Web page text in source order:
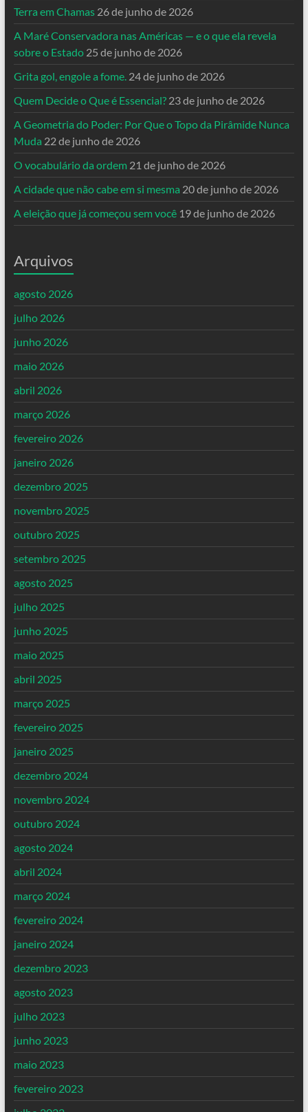
Terra em Chamas 26 de junho de 2026
A Maré Conservadora nas Américas — e o que ela revela
sobre o Estado 25 de junho de 2026
Grita gol, engole a fome. 24 de junho de 2026
Quem Decide o Que é Essencial? 23 de junho de 2026
A Geometria do Poder: Por Que o Topo da Pirâmide Nunca
Muda 22 de junho de 2026
O vocabulário da ordem 21 de junho de 2026
A cidade que não cabe em si mesma 20 de junho de 2026
A eleição que já começou sem você 19 de junho de 2026
Arquivos
agosto 2026
julho 2026
junho 2026
maio 2026
abril 2026
março 2026
fevereiro 2026
janeiro 2026
dezembro 2025
novembro 2025
outubro 2025
setembro 2025
agosto 2025
julho 2025
junho 2025
maio 2025
abril 2025
março 2025
fevereiro 2025
janeiro 2025
dezembro 2024
novembro 2024
outubro 2024
agosto 2024
abril 2024
março 2024
fevereiro 2024
janeiro 2024
dezembro 2023
agosto 2023
julho 2023
junho 2023
maio 2023
fevereiro 2023